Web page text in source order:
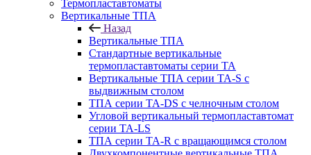
Термопластавтоматы
Вертикальные ТПА
Назад
Вертикальные ТПА
Стандартные вертикальные
термопластавтоматы серии ТА
Вертикальные ТПА серии ТА-S с
выдвижным столом
ТПА серии ТА-DS с челночным столом
Угловой вертикальный термопластавтомат
серии ТА-LS
ТПА серии ТА-R с вращающимся столом